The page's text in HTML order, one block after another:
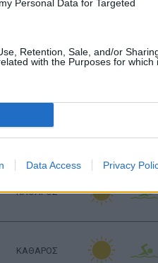
Personal Data for Targeted
Retention, Sale, and/or
with the Purposes for which
Data Access Privacy
ΚΑΘΑΡΟΣ
ΚΑΘΑΡΟΣ
ΚΑΘΑΡΟΣ